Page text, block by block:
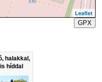
halakkal,
híddal
Leaflet
GPX